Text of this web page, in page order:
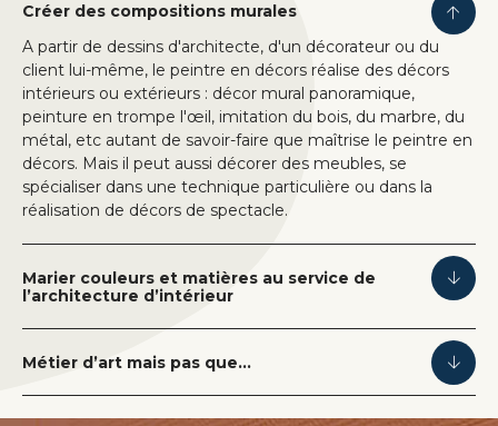
Créer des compositions murales
A partir de dessins d'architecte, d'un décorateur ou du
client lui-même, le peintre en décors réalise des décors
intérieurs ou extérieurs : décor mural panoramique,
peinture en trompe l'œil, imitation du bois, du marbre, du
métal, etc autant de savoir-faire que maîtrise le peintre en
décors. Mais il peut aussi décorer des meubles, se
spécialiser dans une technique particulière ou dans la
réalisation de décors de spectacle.
Marier couleurs et matières au service de
l’architecture d’intérieur
Métier d’art mais pas que…